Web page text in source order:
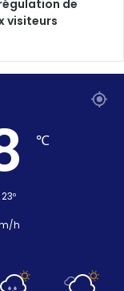
régulation de
visiteurs
℃
h